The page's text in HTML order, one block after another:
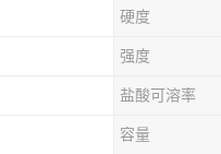
硬度
强度
盐酸可溶率
容量